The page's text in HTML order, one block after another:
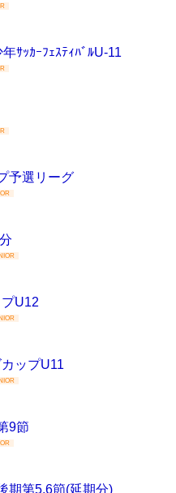
ｻｯｶｰﾌｪｽﾃｨﾊﾞﾙU-11
予選リーグ
U12
ップU11
9節
期第5,6節(延期分)